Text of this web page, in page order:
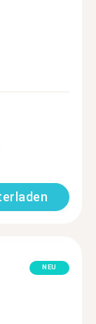
NEU